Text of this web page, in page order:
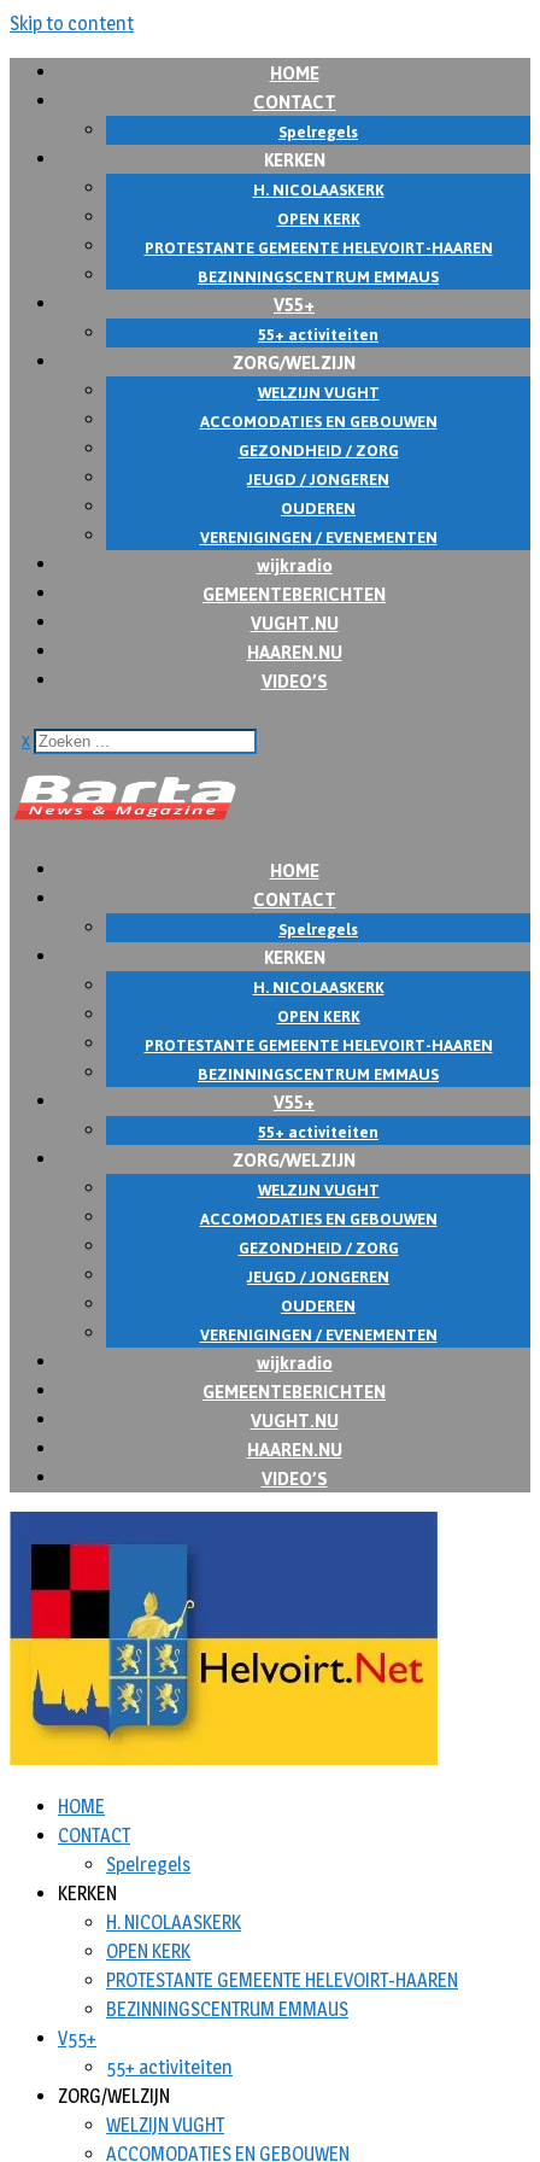
Skip to content
HOME
CONTACT
Spelregels
KERKEN
H. NICOLAASKERK
OPEN KERK
PROTESTANTE GEMEENTE HELEVOIRT-HAAREN
BEZINNINGSCENTRUM EMMAUS
V55+
55+ activiteiten
ZORG/WELZIJN
WELZIJN VUGHT
ACCOMODATIES EN GEBOUWEN
GEZONDHEID / ZORG
JEUGD / JONGEREN
OUDEREN
VERENIGINGEN / EVENEMENTEN
wijkradio
GEMEENTEBERICHTEN
VUGHT.NU
HAAREN.NU
VIDEO’S
x
HOME
CONTACT
Spelregels
KERKEN
H. NICOLAASKERK
OPEN KERK
PROTESTANTE GEMEENTE HELEVOIRT-HAAREN
BEZINNINGSCENTRUM EMMAUS
V55+
55+ activiteiten
ZORG/WELZIJN
WELZIJN VUGHT
ACCOMODATIES EN GEBOUWEN
GEZONDHEID / ZORG
JEUGD / JONGEREN
OUDEREN
VERENIGINGEN / EVENEMENTEN
wijkradio
GEMEENTEBERICHTEN
VUGHT.NU
HAAREN.NU
VIDEO’S
HOME
CONTACT
Spelregels
KERKEN
H. NICOLAASKERK
OPEN KERK
PROTESTANTE GEMEENTE HELEVOIRT-HAAREN
BEZINNINGSCENTRUM EMMAUS
V55+
55+ activiteiten
ZORG/WELZIJN
WELZIJN VUGHT
ACCOMODATIES EN GEBOUWEN